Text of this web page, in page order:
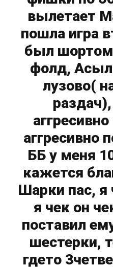
вылетает
пошла игра
был шортом
фолд, Асыл
лузово(
аггресивно
ББ у меня
кажется
Шарки пас, я
я чек он
поставил
шестерки,
гдето